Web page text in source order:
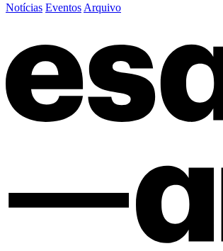
Notícias Eventos Arquivo